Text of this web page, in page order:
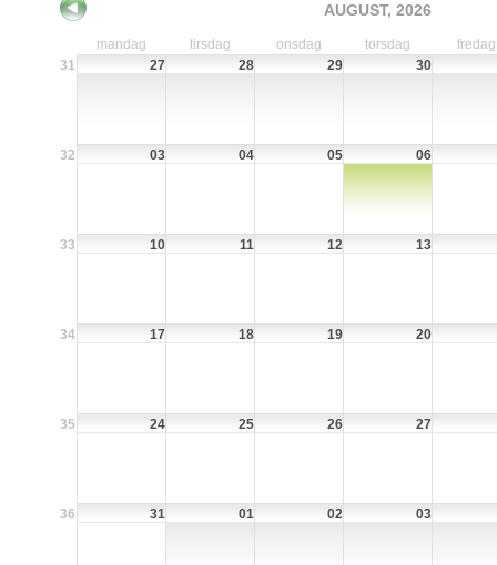
AUGUST, 2026
mandag tirsdag onsdag torsdag
fredag
31
27 28 29 30
32 03 04 05 06
33 10 11 12 13
34 17 18 19 20
35 24 25 26 27
36 31 01 02 03